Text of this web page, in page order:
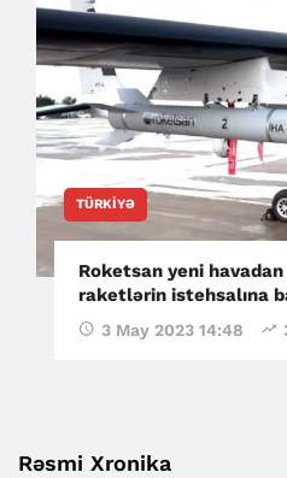
TÜRKIYƏ
Roketsan yeni
raketlərin istehsalına
3 May 2023 14:48
Rəsmi Xronika